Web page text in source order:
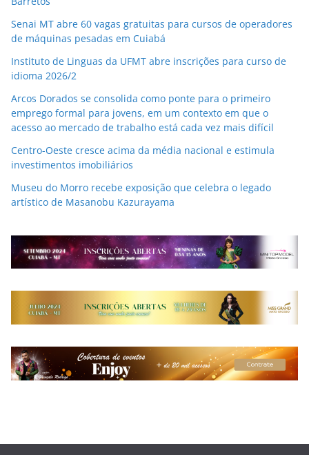
Senai MT abre 60 vagas gratuitas para cursos de operadores
de máquinas pesadas em Cuiabá
Instituto de Linguas da UFMT abre inscrições para curso de
idioma 2026/2
Arcos Dorados se consolida como ponte para o primeiro
emprego formal para jovens, em um contexto em que o
acesso ao mercado de trabalho está cada vez mais difícil
Centro-Oeste cresce acima da média nacional e estimula
investimentos imobiliários
Museu do Morro recebe exposição que celebra o legado
artístico de Masanobu Kazurayama